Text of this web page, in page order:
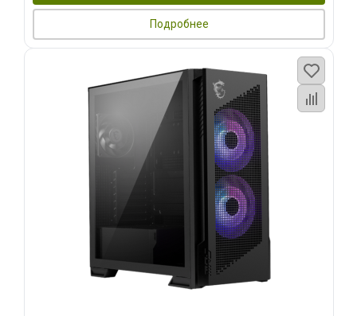
Подробнее